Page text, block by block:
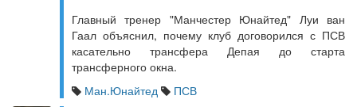
Главный тренер "Манчестер Юнайтед" Луи ван
Гаал объяснил, почему клуб договорился с ПСВ
касательно трансфера Депая до старта
трансферного окна.
Ман.Юнайтед
ПСВ